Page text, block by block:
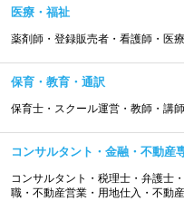
医療・福祉
薬剤師・登録販売者・看護師・医
保育・教育・通訳
保育士・スクール運営・教師・講
コンサルタント・金融・不動産
コンサルタント・税理士・弁護士
職・不動産営業・用地仕入・不動